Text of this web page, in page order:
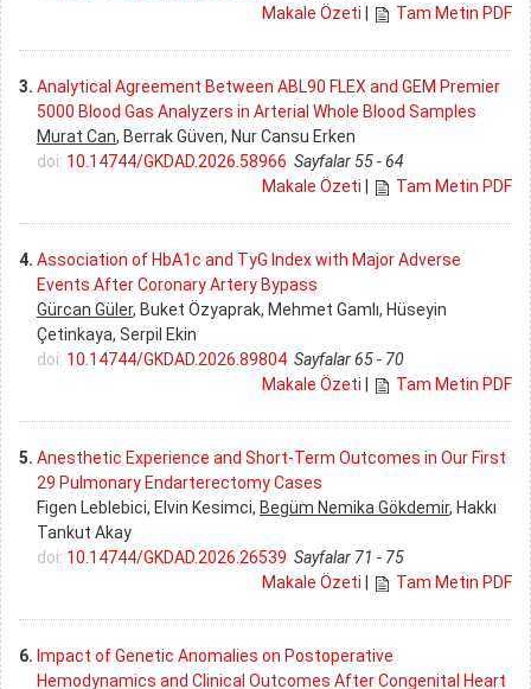
Makale Özeti
Tam Metin PDF
3. Analytical Agreement Between ABL90 FLEX and GEM Premier
5000 Blood Gas Analyzers in Arterial Whole Blood Samples
Murat Can, Berrak Güven, Nur Cansu Erken
doi: 10.14744/GKDAD.2026.58966 Sayfalar 55 - 64
Makale Özeti
Tam Metin PDF
4. Association of HbA1c and TyG Index with Major Adverse
Events After Coronary Artery Bypass
Gürcan Güler, Buket Özyaprak, Mehmet Gamlı, Hüseyin
Çetinkaya, Serpil Ekin
doi: 10.14744/GKDAD.2026.89804 Sayfalar 65 - 70
Makale Özeti
Tam Metin PDF
5. Anesthetic Experience and Short-Term Outcomes in Our First
29 Pulmonary Endarterectomy Cases
Figen Leblebici, Elvin Kesimci, Begüm Nemika Gökdemir, Hakkı
Tankut Akay
doi: 10.14744/GKDAD.2026.26539 Sayfalar 71 - 75
Makale Özeti
Tam Metin PDF
6. Impact of Genetic Anomalies on Postoperative
Hemodynamics and Clinical Outcomes After Congenital Heart